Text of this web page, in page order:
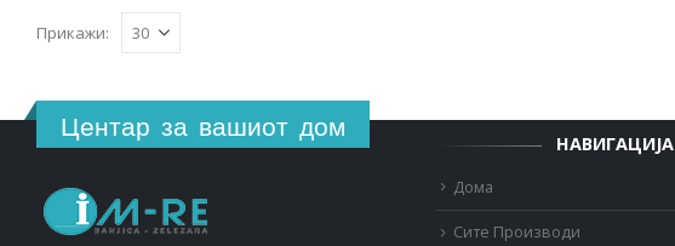
Прикажи:
Центар за вашиот дом НАВИГАЦИЈА
Дома
Сите Производи